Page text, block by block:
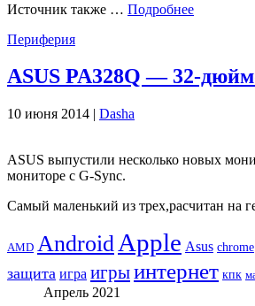
Источник также … Подробнее
Периферия
ASUS PA328Q — 32-
10 июня 2014 | Dasha
ASUS выпустили несколько новых
мониторе с G-Sync.
Самый маленький из трех,расчитан
AMD Android Apple Asus chrome
защита игра игрыинтернет кпк
Апрель 2021